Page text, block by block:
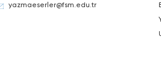
yazmaeserler@fsm.edu.tr